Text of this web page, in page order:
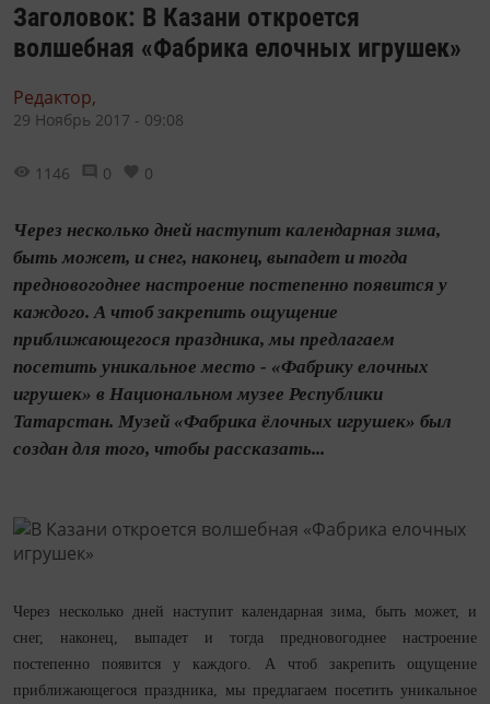
Заголовок: В Казани откроется
волшебная «Фабрика елочных игрушек»
Редактор,
29 Ноябрь 2017 - 09:08
1146 0 0
Через несколько дней наступит календарная зима,
быть может, и снег, наконец, выпадет и тогда
предновогоднее настроение постепенно появится у
каждого. А чтоб закрепить ощущение
приближающегося праздника, мы предлагаем
посетить уникальное место - «Фабрику елочных
игрушек» в Национальном музее Республики
Татарстан. Музей «Фабрика ёлочных игрушек» был
создан для того, чтобы рассказать...
Через несколько дней наступит календарная зима, быть может, и
снег, наконец, выпадет и тогда предновогоднее настроение
постепенно появится у каждого. А чтоб закрепить ощущение
приближающегося праздника, мы предлагаем посетить уникальное